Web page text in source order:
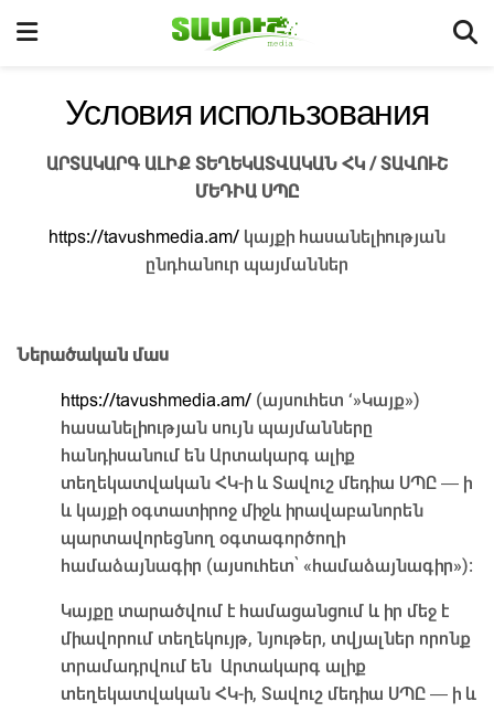
Условия использования
ԱՐՏԱԿԱՐԳ ԱԼԻՔ ՏԵՂԵԿԱՏՎԱԿԱՆ ՀԿ / ՏԱՎՈՒՇ
ՄԵԴԻԱ ՍՊԸ
https://tavushmedia.am/ կայքի հասանելիության
ընդհանուր պայմաններ
Ներածական մաս
https://tavushmedia.am/ (այսուհետ ‘»Կայք»)
հասանելիության սույն պայմանները
հանդիսանում են Արտակարգ ալիք
տեղեկատվական ՀԿ-ի և Տավուշ մեդիա ՍՊԸ — ի
և կայքի օգտատիրոջ միջև իրավաբանորեն
պարտավորեցնող օգտագործողի
համաձայնագիր (այսուհետ՝ «համաձայնագիր»):
Կայքը տարածվում է համացանցում և իր մեջ է
միավորում տեղեկույթ, նյութեր, տվյալներ որոնք
տրամադրվում են Արտակարգ ալիք
տեղեկատվական ՀԿ-ի, Տավուշ մեդիա ՍՊԸ — ի և